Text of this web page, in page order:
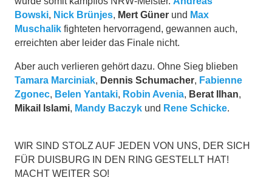
Bowski, Nick Brünjes, Mert Güner und Max
Muschalik fighteten hervorragend, gewannen auch,
erreichten aber leider das Finale nicht.
Aber auch verlieren gehört dazu. Ohne Sieg blieben
Tamara Marciniak, Dennis Schumacher, Fabienne
Zgonec, Belen Yantaki, Robin Avenia, Berat Ilhan,
Mikail Islami, Mandy Baczyk und Rene Schicke.
WIR SIND STOLZ AUF JEDEN VON UNS, DER SICH
FÜR DUISBURG IN DEN RING GESTELLT HAT!
MACHT WEITER SO!